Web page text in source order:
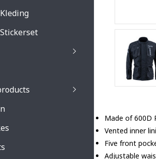
Made of 600D
Vented inner
Five front
Adjustable